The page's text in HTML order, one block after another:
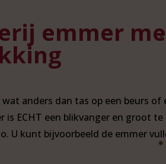
emmer
anders dan tas op een beurs of
is ECHT een blikvanger en groot
U kunt bijvoorbeeld de emmer